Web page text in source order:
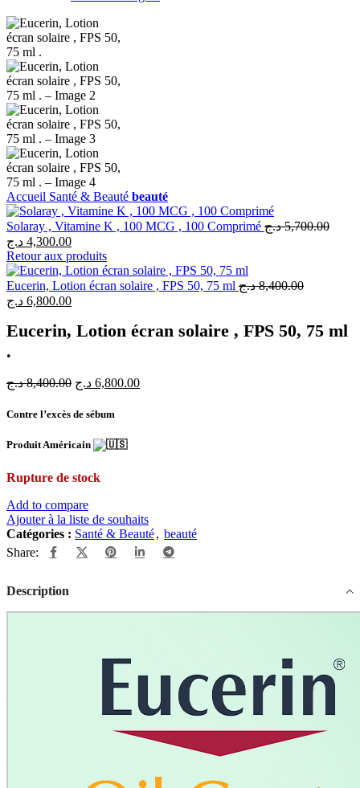
Accueil Santé & Beauté beauté
Solaray , Vitamine K , 100 MCG , 100 Comprimé 5,700.00 د.ج
4,300.00 د.ج
Retour aux produits
Eucerin, Lotion écran solaire , FPS 50, 75 ml 8,400.00 د.ج
6,800.00 د.ج
Eucerin, Lotion écran solaire , FPS 50, 75 ml
.
8,400.00 د.ج 6,800.00 د.ج
Contre l’excès de sébum
Produit Américain
Rupture de stock
Add to compare
Ajouter à la liste de souhaits
Catégories : Santé & Beauté, beauté
Share:
Description